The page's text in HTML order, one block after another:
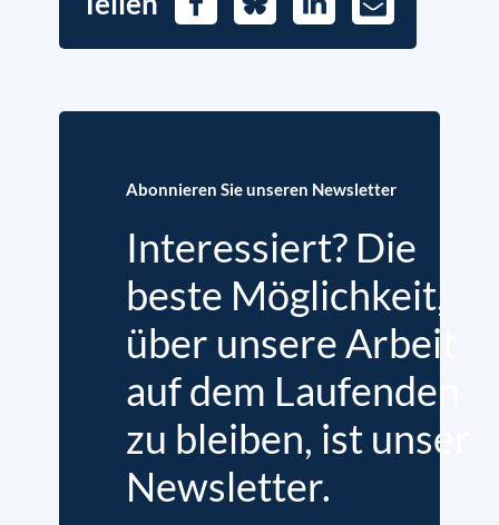
Mail
Abonnieren Sie unseren Newsletter
Interessiert? Die
beste Möglichkeit,
über unsere Arbeit
auf dem Laufenden
zu bleiben, ist unser
Newsletter.